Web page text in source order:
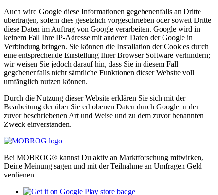
Auch wird Google diese Informationen gegebenenfalls an Dritte
übertragen, sofern dies gesetzlich vorgeschrieben oder soweit Dritte
diese Daten im Auftrag von Google verarbeiten. Google wird in
keinem Fall Ihre IP-Adresse mit anderen Daten der Google in
Verbindung bringen. Sie können die Installation der Cookies durch
eine entsprechende Einstellung Ihrer Browser Software verhindern;
wir weisen Sie jedoch darauf hin, dass Sie in diesem Fall
gegebenenfalls nicht sämtliche Funktionen dieser Website voll
umfänglich nutzen können.
Durch die Nutzung dieser Website erklären Sie sich mit der
Bearbeitung der über Sie erhobenen Daten durch Google in der
zuvor beschriebenen Art und Weise und zu dem zuvor benannten
Zweck einverstanden.
Bei MOBROG® kannst Du aktiv an Marktforschung mitwirken,
Deine Meinung sagen und mit der Teilnahme an Umfragen Geld
verdienen.